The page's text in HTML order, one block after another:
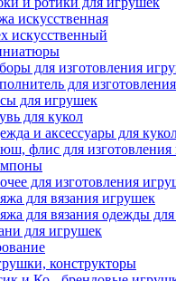
искусственная
искусственный
для изготовления
для
для игрушек
для кукол
и аксессуары для
флис для изготовления
для изготовления
для вязания игрушек
для вязания одежды для
для игрушек
конструкторы